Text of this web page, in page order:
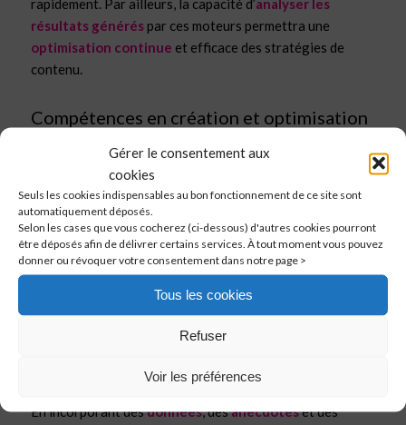
Gérer le consentement aux
cookies
Seuls les cookies indispensables au bon fonctionnement de ce site sont
automatiquement déposés.
Selon les cases que vous cocherez (ci-dessous) d'autres cookies pourront
être déposés afin de délivrer certains services. À tout moment vous pouvez
donner ou révoquer votre consentement dans notre page >
Tous les cookies
Refuser
Voir les préférences
rapidement. Par ailleurs, la capacité d’analyser les
résultats généréspar ces moteurs permettra une
optimisation continue et efficace des stratégies de
contenu.
Compétences en création et optimisation
Consultant SEO IA
compétences solides en création et optimisation de
contenu. Cela implique non seulement la capacité d’écrire
des textesengageants etinformatifs, mais aussi
d’utiliser desoutils d’analysepour évaluer la
performance du contenu.
Par exemple, unexpert en optimisation de contenu
saura comment structurer un article pour qu’il
optimisé pour les moteurs génératifs
En incorporant desdonnées, desanecdoteset des